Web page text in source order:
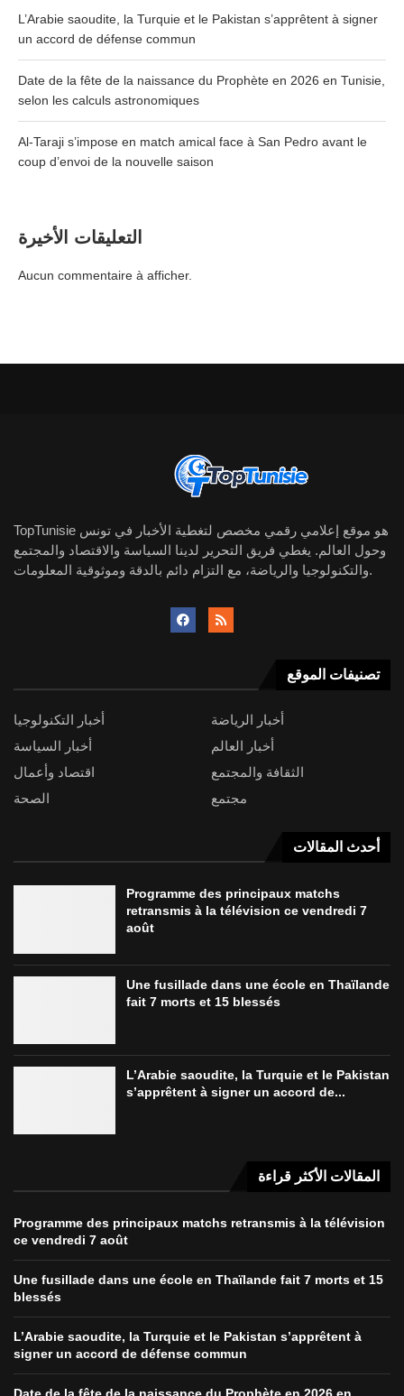
L’Arabie saoudite, la Turquie et le Pakistan s’apprêtent à signer
un accord de défense commun
Date de la fête de la naissance du Prophète en 2026 en Tunisie,
selon les calculs astronomiques
Al-Taraji s’impose en match amical face à San Pedro avant le
coup d’envoi de la nouvelle saison
التعليقات الأخيرة
Aucun commentaire à afficher.
TopTunisie هو موقع إعلامي رقمي مخصص لتغطية الأخبار في تونس
وحول العالم. يغطي فريق التحرير لدينا السياسة والاقتصاد والمجتمع
والتكنولوجيا والرياضة، مع التزام دائم بالدقة وموثوقية المعلومات.
تصنيفات الموقع
أخبار التكنولوجيا
أخبار الرياضة
أخبار السياسة
أخبار العالم
اقتصاد وأعمال
الثقافة والمجتمع
الصحة
مجتمع
أحدث المقالات
Programme des principaux matchs
retransmis à la télévision ce vendredi 7
août
Une fusillade dans une école en Thaïlande
fait 7 morts et 15 blessés
L’Arabie saoudite, la Turquie et le Pakistan
s’apprêtent à signer un accord de...
المقالات الأكثر قراءة
Programme des principaux matchs retransmis à la télévision
ce vendredi 7 août
Une fusillade dans une école en Thaïlande fait 7 morts et 15
blessés
L’Arabie saoudite, la Turquie et le Pakistan s’apprêtent à
signer un accord de défense commun